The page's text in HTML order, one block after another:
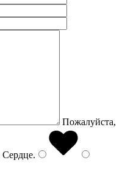
Пожалуйста,
Сердце.